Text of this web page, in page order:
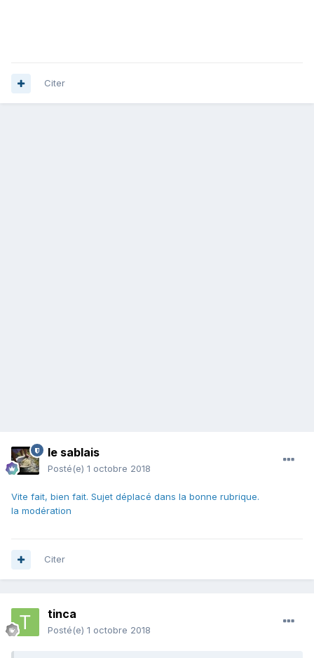
Citer
le sablais
Posté(e) 1 octobre 2018
Vite fait, bien fait. Sujet déplacé dans la bonne rubrique.
la modération
Citer
tinca
Posté(e) 1 octobre 2018